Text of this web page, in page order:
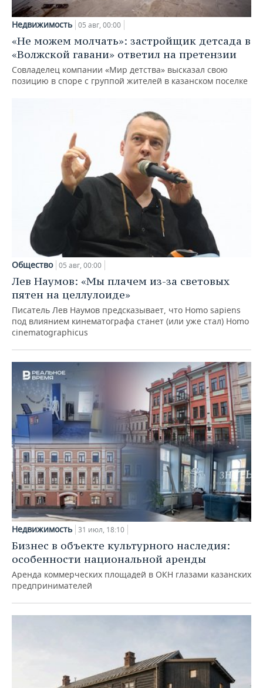
Недвижимость 05 авг, 00:00
«Не можем молчать»: застройщик детсада в
«Волжской гавани» ответил на претензии
Совладелец компании «Мир детства» высказал свою
позицию в споре с группой жителей в казанском поселке
Общество 05 авг, 00:00
Лев Наумов: «Мы плачем из-за световых
пятен на целлулоиде»
Писатель Лев Наумов предсказывает, что Homo sapiens
под влиянием кинематографа станет (или уже стал) Homo
cinematographicus
Недвижимость 31 июл, 18:10
Бизнес в объекте культурного наследия:
особенности национальной аренды
Аренда коммерческих площадей в ОКН глазами казанских
предпринимателей